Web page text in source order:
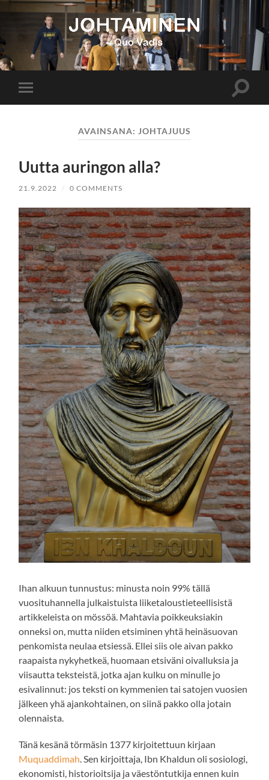
Johtaminen
mobile
Toggle
AVAINSANA: JOHTAJUUS
Uutta auringon alla?
21.9.2022 / 0 COMMENTS
Ihan alkuun tunnustus: minusta noin 99% tällä
vuosituhannella julkaistuista liiketaloustieteellisistä
artikkeleista on mössöä. Mahtavia poikkeuksiakin
onneksi on, mutta niiden etsiminen yhtä heinäsuovan
penkomista neulaa etsiessä. Ellei siis ole aivan pakko
raapaista nykyhetkeä, huomaan etsiväni oivalluksia ja
viisautta teksteistä, jotka ajan kulku on minulle jo
esivalinnut: jos teksti on kymmenien tai satojen vuosien
jälkeen yhä ajankohtainen, on siinä pakko olla jotain
olennaista.
Tänä kesänä törmäsin 1377 kirjoitettuun kirjaan
Muquaddimah. Sen kirjoittaja, Ibn Khaldun oli sosiologi,
ekonomisti, historioitsija ja väestöntutkija ennen kuin